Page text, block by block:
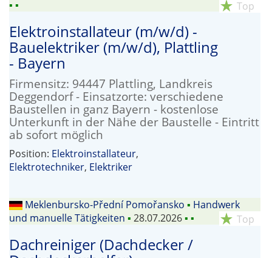
▪ ▪ star_rate Top
Elektroinstallateur (m/w/d) -
Bauelektriker (m/w/d), Plattling
- Bayern
Firmensitz: 94447 Plattling, Landkreis
Deggendorf - Einsatzorte: verschiedene
Baustellen in ganz Bayern - kostenlose
Unterkunft in der Nähe der Baustelle - Eintritt
ab sofort möglich
Position: Elektroinstallateur,
Elektrotechniker, Elektriker
Meklenbursko-Přední Pomořansko ▪ Handwerk
und manuelle Tätigkeiten ▪ 28.07.2026▪ ▪ star_rate Top
Dachreiniger (Dachdecker /